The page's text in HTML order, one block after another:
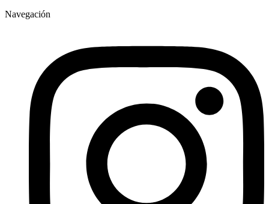
Navegación